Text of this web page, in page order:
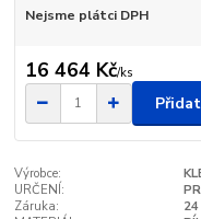
Nejsme plátci DPH
16 464 Kč/ks
Výrobce:
URČENÍ:
Záruka: